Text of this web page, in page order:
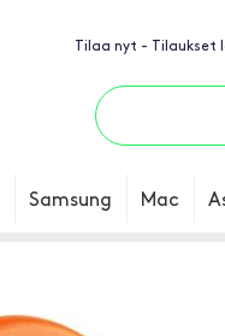
Tilaa nyt - Tilaukset
Samsung Mac